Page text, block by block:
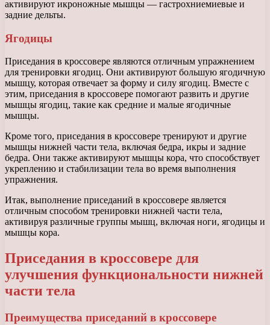
активируют икроножные мышцы — гастрохниемиевые и
задние дельты.
Ягодицы
Приседания в кроссовере являются отличным упражнением
для тренировки ягодиц. Они активируют большую ягодичную
мышцу, которая отвечает за форму и силу ягодиц. Вместе с
этим, приседания в кроссовере помогают развить и другие
мышцы ягодиц, такие как средние и малые ягодичные
мышцы.
Кроме того, приседания в кроссовере тренируют и другие
мышцы нижней части тела, включая бедра, икры и задние
бедра. Они также активируют мышцы кора, что способствует
укреплению и стабилизации тела во время выполнения
упражнения.
Итак, выполнение приседаний в кроссовере является
отличным способом тренировки нижней части тела,
активируя различные группы мышц, включая ноги, ягодицы и
мышцы кора.
Приседания в кроссовере для
улучшения функциональности нижней
части тела
Преимущества приседаний в кроссовере